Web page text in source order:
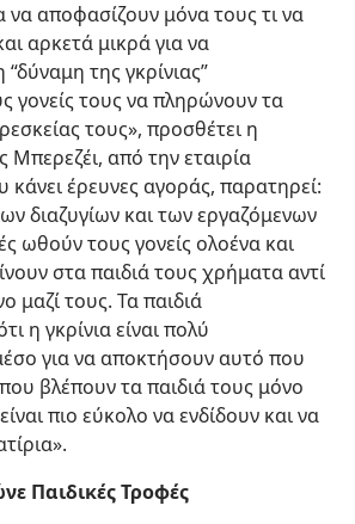
να αποφασίζουν μόνα τους τι να
αρκετά μικρά για να
της γκρίνιας”
γονείς τους να πληρώνουν τα
τους», προσθέτει η
από την εταιρία
κάνει έρευνες αγοράς, παρατηρεί:
διαζυγίων και των εργαζόμενων
ωθούν τους γονείς ολοένα και
στα παιδιά τους χρήματα αντί
μαζί τους. Τα παιδιά
η γκρίνια είναι πολύ
για να αποκτήσουν αυτό που
βλέπουν τα παιδιά τους μόνο
πιο εύκολο να ενδίδουν και να
Παιδικές Τροφές